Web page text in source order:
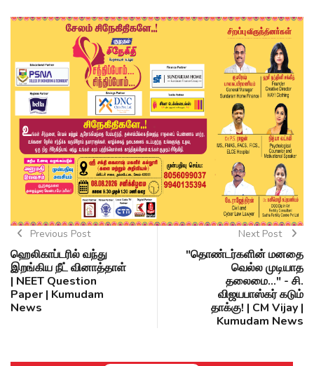
Previous Post
ஹெலிகாப்டரில் வந்து
இறங்கிய நீட் வினாத்தாள்
| NEET Question
Paper | Kumudam
News
Next Post
"தொண்டர்களின் மனதை
வெல்ல முடியாத
தலைமை..." - சி.
விஜயபாஸ்கர் கடும்
தாக்கு! | CM Vijay |
Kumudam News